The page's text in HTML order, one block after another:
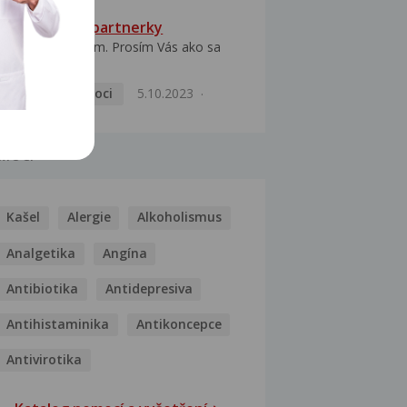
HPV typ 52 u partnerky
Dobrý deň prajem. Prosím Vás ako sa
Pohlavní nemoci
5.10.2023
Kašel Alergie Alkoholismus
Analgetika Angína
Antibiotika Antidepresiva
Antihistaminika Antikoncepce
Antivirotika